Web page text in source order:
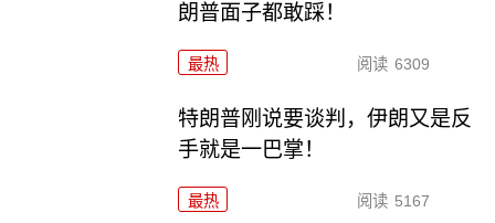
朗普面子都敢踩！
最热 阅读 6309
特朗普刚说要谈判，伊朗又是反
手就是一巴掌！
最热 阅读 5167